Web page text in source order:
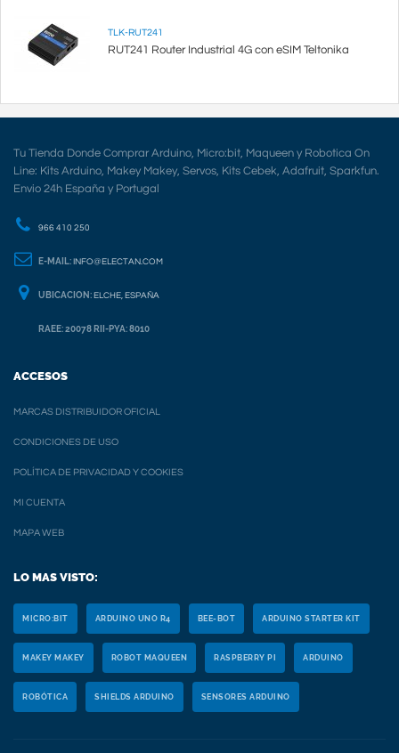
TLK-RUT241
RUT241 Router Industrial 4G con eSIM Teltonika
Tu Tienda Donde Comprar Arduino, Micro:bit, Maqueen y Robotica On
Line: Kits Arduino, Makey Makey, Servos, Kits Cebek, Adafruit, Sparkfun.
Envio 24h España y Portugal
966 410 250
E-MAIL: INFO@ELECTAN.COM
UBICACION: ELCHE, ESPAÑA
RAEE: 20078 RII-PYA: 8010
ACCESOS
MARCAS DISTRIBUIDOR OFICIAL
CONDICIONES DE USO
POLÍTICA DE PRIVACIDAD Y COOKIES
MI CUENTA
MAPA WEB
LO MAS VISTO:
MICRO:BIT ARDUINO UNO R4 BEE-BOT ARDUINO STARTER KIT
MAKEY MAKEY ROBOT MAQUEEN RASPBERRY PI ARDUINO
ROBÓTICA SHIELDS ARDUINO SENSORES ARDUINO